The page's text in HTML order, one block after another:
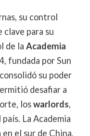
su control
clave para su
de la Academia
fundada por Sun
su poder
desafiar a
loswarlords,
La Academia
el sur de China,